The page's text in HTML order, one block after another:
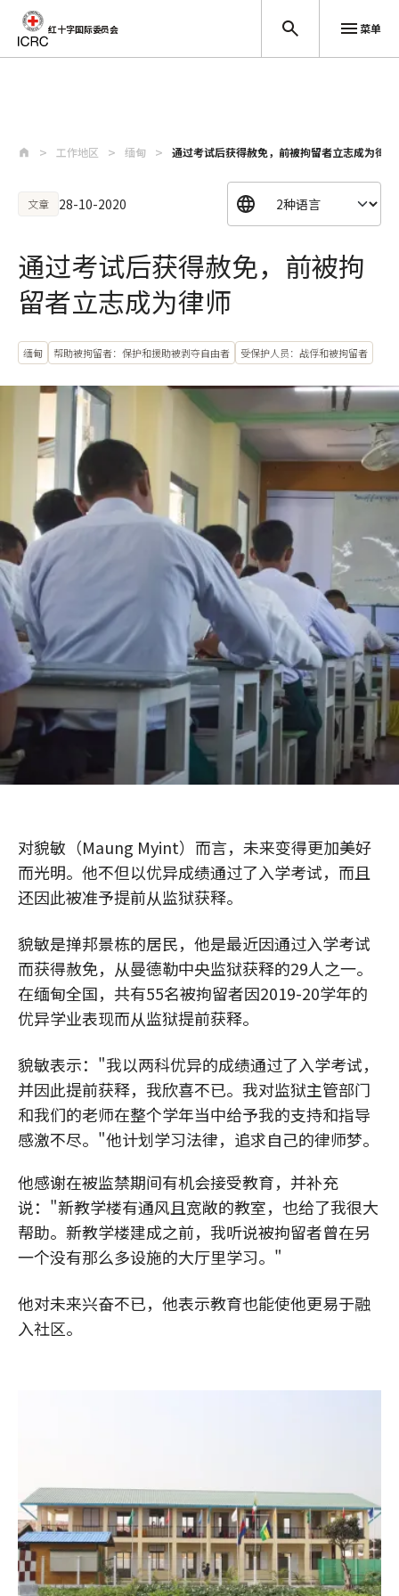
红十字国际委员会 菜单
工作地区 缅甸 通过考试后获得赦免，前被拘留者立志成为律师
文章 28-10-2020
通过考试后获得赦免，前被拘
留者立志成为律师
缅甸 帮助被拘留者：保护和援助被剥夺自由者 受保护人员：战俘和被拘留者
对貌敏（Maung Myint）而言，未来变得更加美好
而光明。他不但以优异成绩通过了入学考试，而且
还因此被准予提前从监狱获释。
貌敏是掸邦景栋的居民，他是最近因通过入学考试
而获得赦免，从曼德勒中央监狱获释的29人之一。
在缅甸全国，共有55名被拘留者因2019-20学年的
优异学业表现而从监狱提前获释。
貌敏表示："我以两科优异的成绩通过了入学考试，
并因此提前获释，我欣喜不已。我对监狱主管部门
和我们的老师在整个学年当中给予我的支持和指导
感激不尽。"他计划学习法律，追求自己的律师梦。
他感谢在被监禁期间有机会接受教育，并补充
说："新教学楼有通风且宽敞的教室，也给了我很大
帮助。新教学楼建成之前，我听说被拘留者曾在另
一个没有那么多设施的大厅里学习。"
他对未来兴奋不已，他表示教育也能使他更易于融
入社区。